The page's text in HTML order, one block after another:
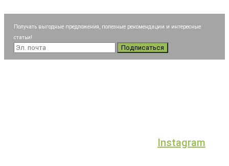
Получать выгодные предложения, полезные рекомендации и интересные
статьи!
Подписаться
Instagram